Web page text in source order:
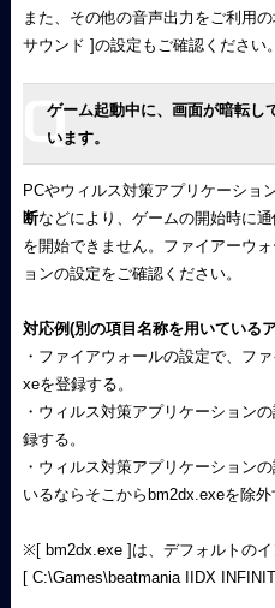
また、その他の音声出力をご利用
サウンド ]の設定もご確認ください。
ゲーム起動中に、画面が暗転し
います。
PCやウィルス対策アプリケーショ
断などにより、ゲームの開始時に
を開始できません。ファイアーウ
ョンの設定をご確認ください。
対応例(別の項目名称を用いている
・ファイアウォールの設定で、フ
xeを登録する。
・ウィルス対策アプリケーションの
録する。
・ウィルス対策アプリケーション
いるならそこからbm2dx.exeを除外
※[ bm2dx.exe ]は、デフォルトのイ
[ C:\Games\beatmania IIDX